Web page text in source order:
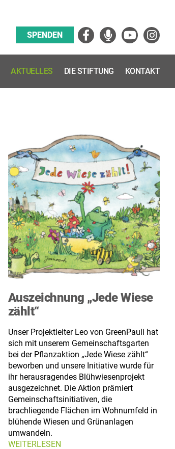
SPENDEN FacebookPodcastYouTube
AKTUELLES DIE STIFTUNG KONTAKT
Auszeichnung „Jede Wiese
zählt“
Unser Projektleiter Leo von GreenPauli hat
sich mit unserem Gemeinschaftsgarten
bei der Pflanzaktion „Jede Wiese zählt“
beworben und unsere Initiative wurde für
ihr herausragendes Blühwiesenprojekt
ausgezeichnet. Die Aktion prämiert
Gemeinschaftsinitiativen, die
brachliegende Flächen im Wohnumfeld in
blühende Wiesen und Grünanlagen
umwandeln.
WEITERLESEN